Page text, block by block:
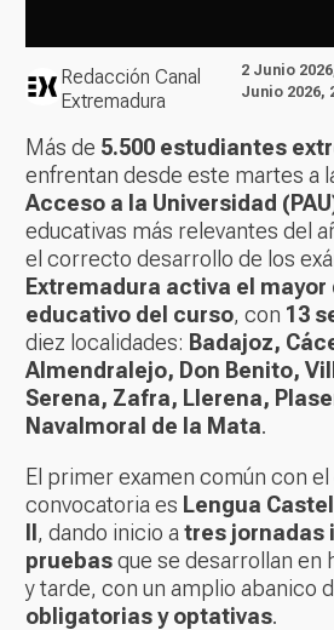
Redacción Canal
Extremadura
2 Junio
Junio 2026,
Más de 5.500 estudiantes
enfrentan desde este martes a
Acceso a la Universidad
educativas más relevantes del
el correcto desarrollo de los
Extremadura activa el
educativo del curso, con 13
diez localidades: Badajoz,
Almendralejo, Don Benito,
Serena, Zafra, Llerena,
Navalmoral de la Mata.
El primer examen común con el
convocatoria es Lengua
, dando inicio a tres jornadas
pruebasque se desarrollan en
y tarde, con un amplio abanico
obligatorias y optativas.